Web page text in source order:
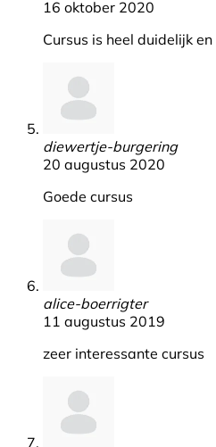
16 oktober 2020
Cursus is heel duidelijk
diewertje-burgering
20 augustus 2020
Goede cursus
alice-boerrigter
11 augustus 2019
zeer interessante cursus